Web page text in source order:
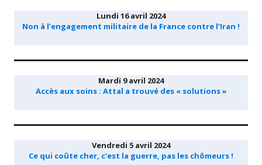
Lundi 16 avril 2024
Non à l’engagement militaire de la France contre l’Iran !
Mardi 9 avril 2024
Accès aux soins : Attal a trouvé des « solutions »
Vendredi 5 avril 2024
Ce qui coûte cher, c'est la guerre, pas les chômeurs !